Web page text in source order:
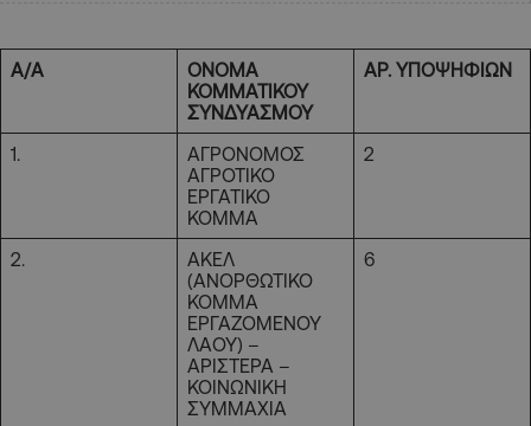
Α/Α
ΟΝΟΜΑ
ΚΟΜΜΑΤΙΚΟΥ
ΣΥΝΔΥΑΣΜΟΥ
ΑΡ. ΥΠΟΨΗΦΙΩΝ
1.
ΑΓΡΟΝΟΜΟΣ
ΑΓΡΟΤΙΚΟ
ΕΡΓΑΤΙΚΟ
ΚΟΜΜΑ
2
2.
ΑΚΕΛ
(ΑΝΟΡΘΩΤΙΚΟ
ΚΟΜΜΑ
ΕΡΓΑΖΟΜΕΝΟΥ
ΛΑΟΥ) –
ΑΡΙΣΤΕΡΑ –
ΚΟΙΝΩΝΙΚΗ
ΣΥΜΜΑΧΙΑ
6